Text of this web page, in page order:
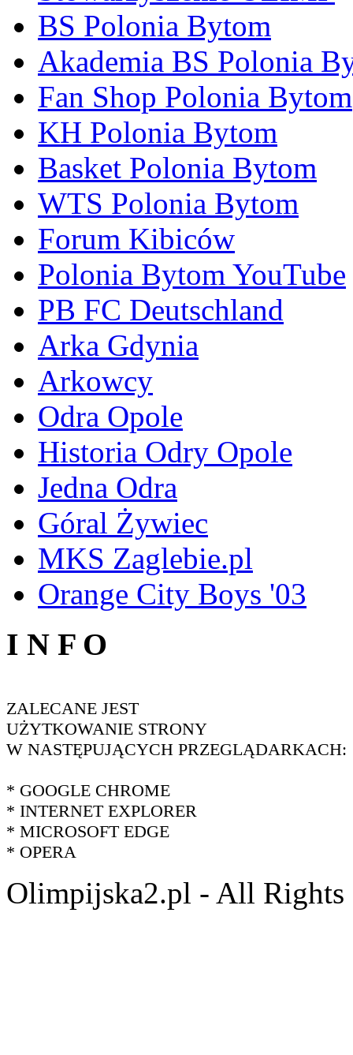
BS Polonia Bytom
Akademia BS Polonia
Fan Shop Polonia Bytom
KH Polonia Bytom
Basket Polonia Bytom
WTS Polonia Bytom
Forum Kibiców
Polonia Bytom YouTube
PB FC Deutschland
Arka Gdynia
Arkowcy
Odra Opole
Historia Odry Opole
Jedna Odra
Góral Żywiec
MKS Zaglebie.pl
Orange City Boys '03
I N F O
ZALECANE JEST
UŻYTKOWANIE STRONY
W NASTĘPUJĄCYCH PRZEGLĄDARKACH:
* GOOGLE CHROME
* INTERNET EXPLORER
* MICROSOFT EDGE
* OPERA
Olimpijska2.pl - All Rights